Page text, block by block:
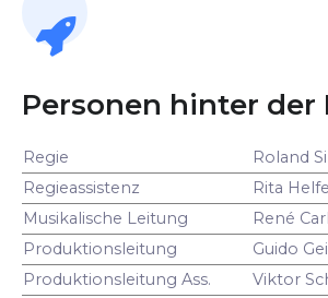
Personen hinter der
Regie
Roland
Regieassistenz
Rita
Musikalische Leitung
René
Produktionsleitung
Guido
Produktionsleitung Ass.
Viktor